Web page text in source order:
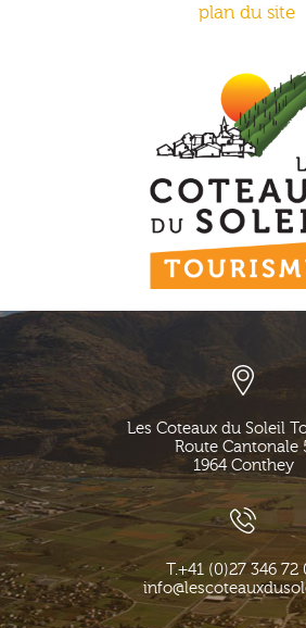
plan du site
Les Coteaux du Soleil
Route Cantonale
1964 Conthey
T.+41 (0)27 346 72